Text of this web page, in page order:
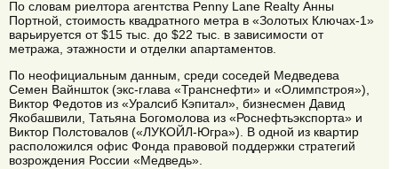
По словам риелтора агентства Penny Lane Realty Анны
Портной, стоимость квадратного метра в «Золотых Ключах-1»
варьируется от $15 тыс. до $22 тыс. в зависимости от
метража, этажности и отделки апартаментов.
По неофициальным данным, среди соседей Медведева
Семен Вайншток (экс-глава «Транснефти» и «Олимпстроя»),
Виктор Федотов из «Уралсиб Кэпитал», бизнесмен Давид
Якобашвили, Татьяна Богомолова из «Роснефтьэкспорта» и
Виктор Полстовалов («ЛУКОЙЛ-Югра»). В одной из квартир
расположился офис Фонда правовой поддержки стратегий
возрождения России «Медведь».